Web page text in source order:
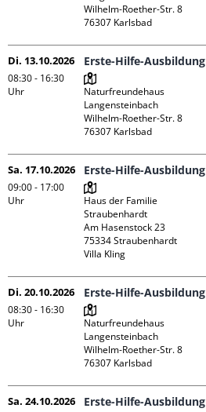
Wilhelm-Roether-Str. 8
Di. 13.10.2026
08:30 - 16:30
Uhr
Erste-Hilfe-Ausbildung
Naturfreundehaus
Langensteinbach
Wilhelm-Roether-Str. 8
Sa. 17.10.2026
09:00 - 17:00
Uhr
Erste-Hilfe-Ausbildung
Haus der Familie
Straubenhardt
Am Hasenstock 23
75334 Straubenhardt
Villa Kling
Di. 20.10.2026
08:30 - 16:30
Uhr
Erste-Hilfe-Ausbildung
Naturfreundehaus
Langensteinbach
Wilhelm-Roether-Str. 8
Sa. 24.10.2026 Erste-Hilfe-Ausbildung